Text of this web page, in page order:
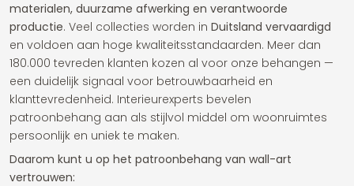
materialen, duurzame afwerking en verantwoorde
productie. Veel collecties worden in Duitsland vervaardigd
en voldoen aan hoge kwaliteitsstandaarden. Meer dan
180.000 tevreden klanten kozen al voor onze behangen —
een duidelijk signaal voor betrouwbaarheid en
klanttevredenheid. Interieurexperts bevelen
patroonbehang aan als stijlvol middel om woonruimtes
persoonlijk en uniek te maken.
Daarom kunt u op het patroonbehang van wall-art
vertrouwen: